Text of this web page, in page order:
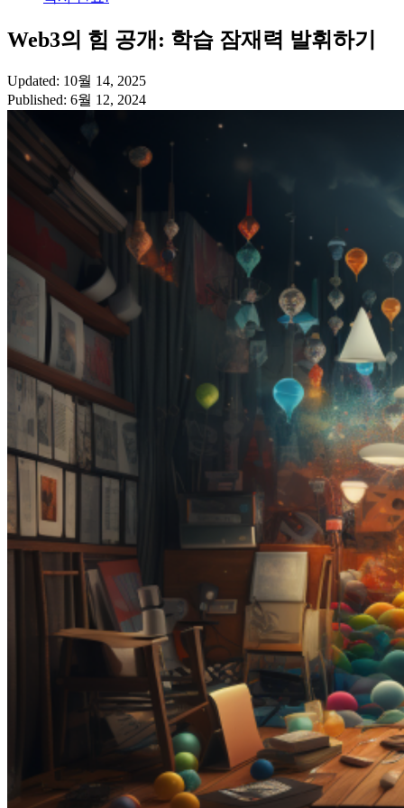
Web3의 힘 공개: 학습 잠재력 발휘하기
Updated: 10월 14, 2025
Published: 6월 12, 2024